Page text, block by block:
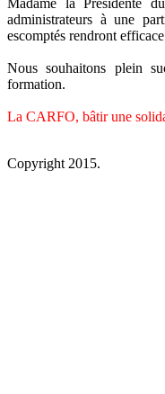
administrateurs à une
escomptés rendront
Nous souhaitons plein
formation.
La CARFO, bâtir une
Copyright 2015.